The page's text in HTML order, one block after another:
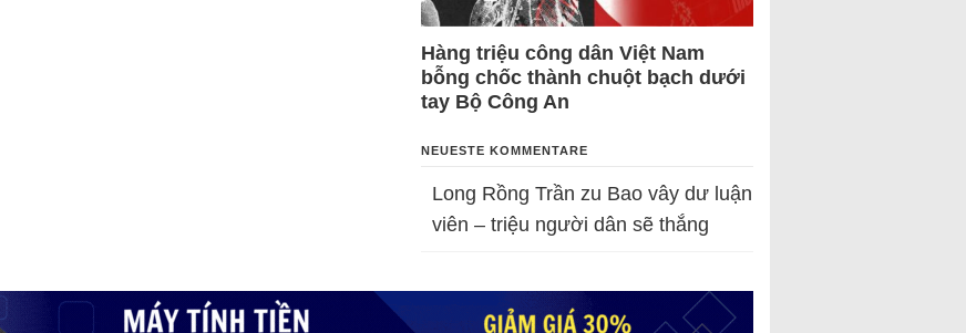
Hàng triệu công dân Việt Nam
bỗng chốc thành chuột bạch dưới
tay Bộ Công An
NEUESTE KOMMENTARE
Long Rồng Trần zu Bao vây dư luận
viên – triệu người dân sẽ thắng